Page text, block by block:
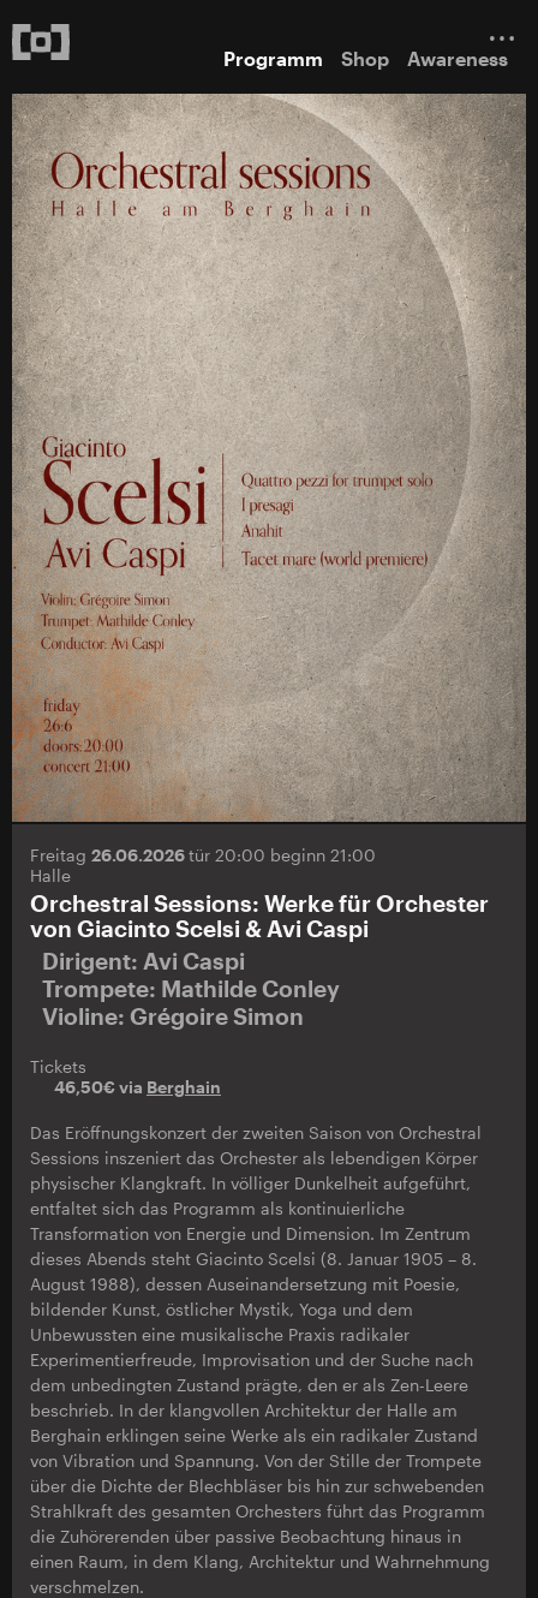
Programm Shop Awareness
Freitag 26.06.2026tür 20:00 beginn 21:00
Halle
Orchestral Sessions: Werke für Orchester
von Giacinto Scelsi & Avi Caspi
Dirigent: Avi Caspi
Trompete: Mathilde Conley
Violine: Grégoire Simon
Tickets
46,50€ via Berghain
Das Eröffnungskonzert der zweiten Saison von Orchestral
Sessions inszeniert das Orchester als lebendigen Körper
physischer Klangkraft. In völliger Dunkelheit aufgeführt,
entfaltet sich das Programm als kontinuierliche
Transformation von Energie und Dimension. Im Zentrum
dieses Abends steht Giacinto Scelsi (8. Januar 1905 – 8.
August 1988), dessen Auseinandersetzung mit Poesie,
bildender Kunst, östlicher Mystik, Yoga und dem
Unbewussten eine musikalische Praxis radikaler
Experimentierfreude, Improvisation und der Suche nach
dem unbedingten Zustand prägte, den er als Zen-Leere
beschrieb. In der klangvollen Architektur der Halle am
Berghain erklingen seine Werke als ein radikaler Zustand
von Vibration und Spannung. Von der Stille der Trompete
über die Dichte der Blechbläser bis hin zur schwebenden
Strahlkraft des gesamten Orchesters führt das Programm
die Zuhörerenden über passive Beobachtung hinaus in
einen Raum, in dem Klang, Architektur und Wahrnehmung
verschmelzen.